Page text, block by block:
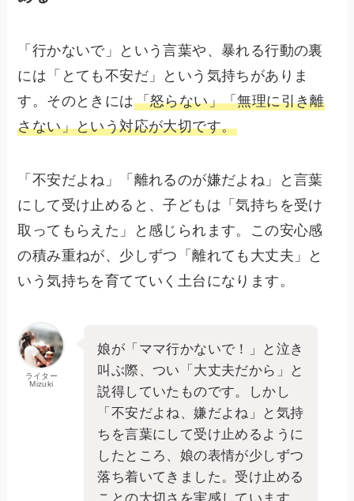
「行かないで」という言葉や、暴れる行動の裏
には「とても不安だ」という気持ちがありま
す。そのときには「怒らない」「無理に引き離
さない」という対応が大切です。
「不安だよね」「離れるのが嫌だよね」と言葉
にして受け止めると、子どもは「気持ちを受け
取ってもらえた」と感じられます。この安心感
の積み重ねが、少しずつ「離れても大丈夫」と
いう気持ちを育てていく土台になります。
ライター
Mizuki
娘が「ママ行かないで！」と泣き
叫ぶ際、つい「大丈夫だから」と
説得していたものです。しかし
「不安だよね、嫌だよね」と気持
ちを言葉にして受け止めるように
したところ、娘の表情が少しずつ
落ち着いてきました。受け止める